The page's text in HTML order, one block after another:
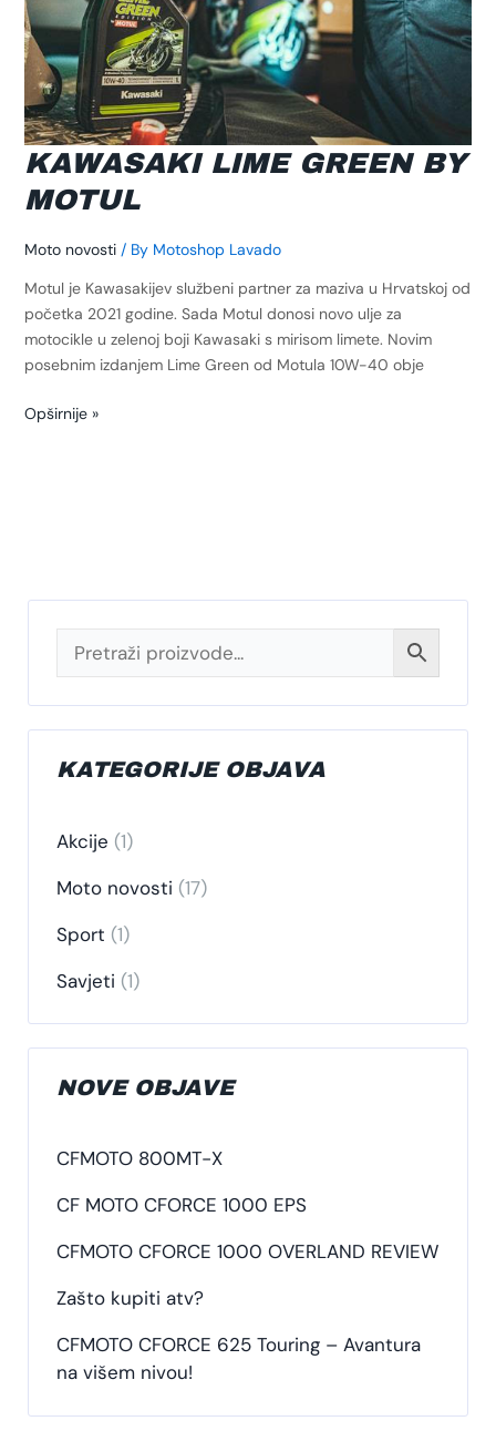
KAWASAKI LIME GREEN BY
MOTUL
Moto novosti/ By Motoshop Lavado
Motul je Kawasakijev službeni partner za maziva u Hrvatskoj od
početka 2021 godine. Sada Motul donosi novo ulje za
motocikle u zelenoj boji Kawasaki s mirisom limete. Novim
posebnim izdanjem Lime Green od Motula 10W-40 obje
Opširnije »
KATEGORIJE OBJAVA
Akcije (1)
Moto novosti (17)
Sport (1)
Savjeti (1)
NOVE OBJAVE
CFMOTO 800MT-X
CF MOTO CFORCE 1000 EPS
CFMOTO CFORCE 1000 OVERLAND REVIEW
Zašto kupiti atv?
CFMOTO CFORCE 625 Touring – Avantura
na višem nivou!